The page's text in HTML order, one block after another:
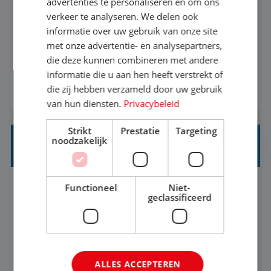
Met jouw ervaring in de reisbranche of
achtergrond in toerisme ben je klaar voor de
volgende stap. Vanaf je stoel reis je de hele
wereld over en speel je moeiteloos in op de
wensen van je team, je klant en wat er in de
reiswereld gebeurt. Met je enthousiasme weet je
klanten te overtuigen om die droomreis te
boeken! ...
BEKIJK VACATURE
REISADVISEUR ALLROUND
Aalsmeer, Noord-Holland, Nederland
Baan
MBO
het nu voor jezelf is, of voor een ander: jij vindt
verkeer te analyseren. We delen ook
informatie over uw gebruik van onze site
met onze advertentie- en analysepartners,
die deze kunnen combineren met andere
informatie die u aan hen heeft verstrekt of
die zij hebben verzameld door uw gebruik
van hun diensten. Privacybeleid
Strikt
noodzakelijk
Prestatie Targeting
Functioneel
Niet-
geclassificeerd
ALLES ACCEPTEREN